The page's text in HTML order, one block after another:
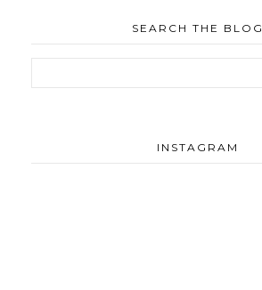
SEARCH THE BLOG
INSTAGRAM